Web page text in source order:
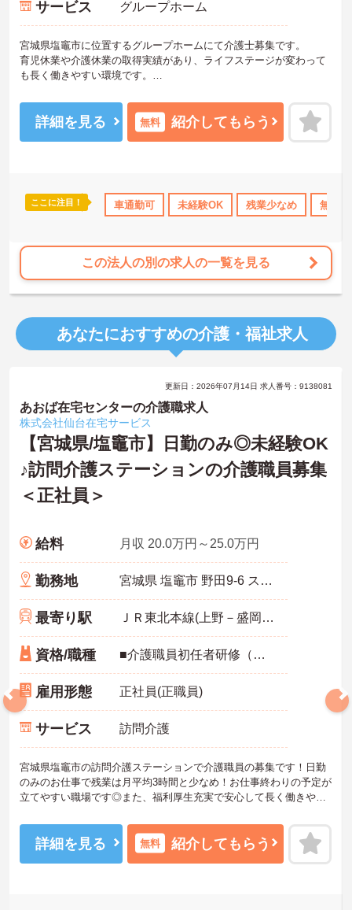
格OK 資格取得サポート 研修制度あり 産休･育休･介護休暇取
サービス グループホーム
宮城県塩竈市に位置するグループホームにて介護士募集です。
育児休業や介護休業の取得実績があり、ライフステージが変わって
も長く働きやすい環境です。
たしますので、お気軽にご相談ください。
詳細を見る 無料 紹介してもらう
ここに注目！ 車通勤可 未経験OK 残業少なめ 無資
この法人の別の求人の一覧を見る
あなたにおすすめの介護・福祉求人
更新日：2026年07月14日 求人番号：9138081
あおば在宅センターの介護職求人
株式会社仙台在宅サービス
【宮城県/塩竈市】日勤のみ◎未経験OK
♪訪問介護ステーションの介護職員募集
＜正社員＞
給料 月収 20.0万円～25.0万円
勤務地 宮城県 塩竈市 野田9-6 ステーションコート塩釜102
最寄り駅 ＪＲ東北本線(上野－盛岡)「塩釜駅」徒歩3分
資格/職種 ■介護職員初任者研修（ヘルパー2級）以上必須 ■経験不問
雇用形態 正社員(正職員)
サービス 訪問介護
宮城県塩竈市の訪問介護ステーションで介護職員の募集です！日勤
のみのお仕事で残業は月平均3時間と少なめ！お仕事終わりの予定が
立てやすい職場です◎また、福利厚生充実で安心して長く働きやす
すので、お気軽にご相談ください！
詳細を見る 無料 紹介してもらう